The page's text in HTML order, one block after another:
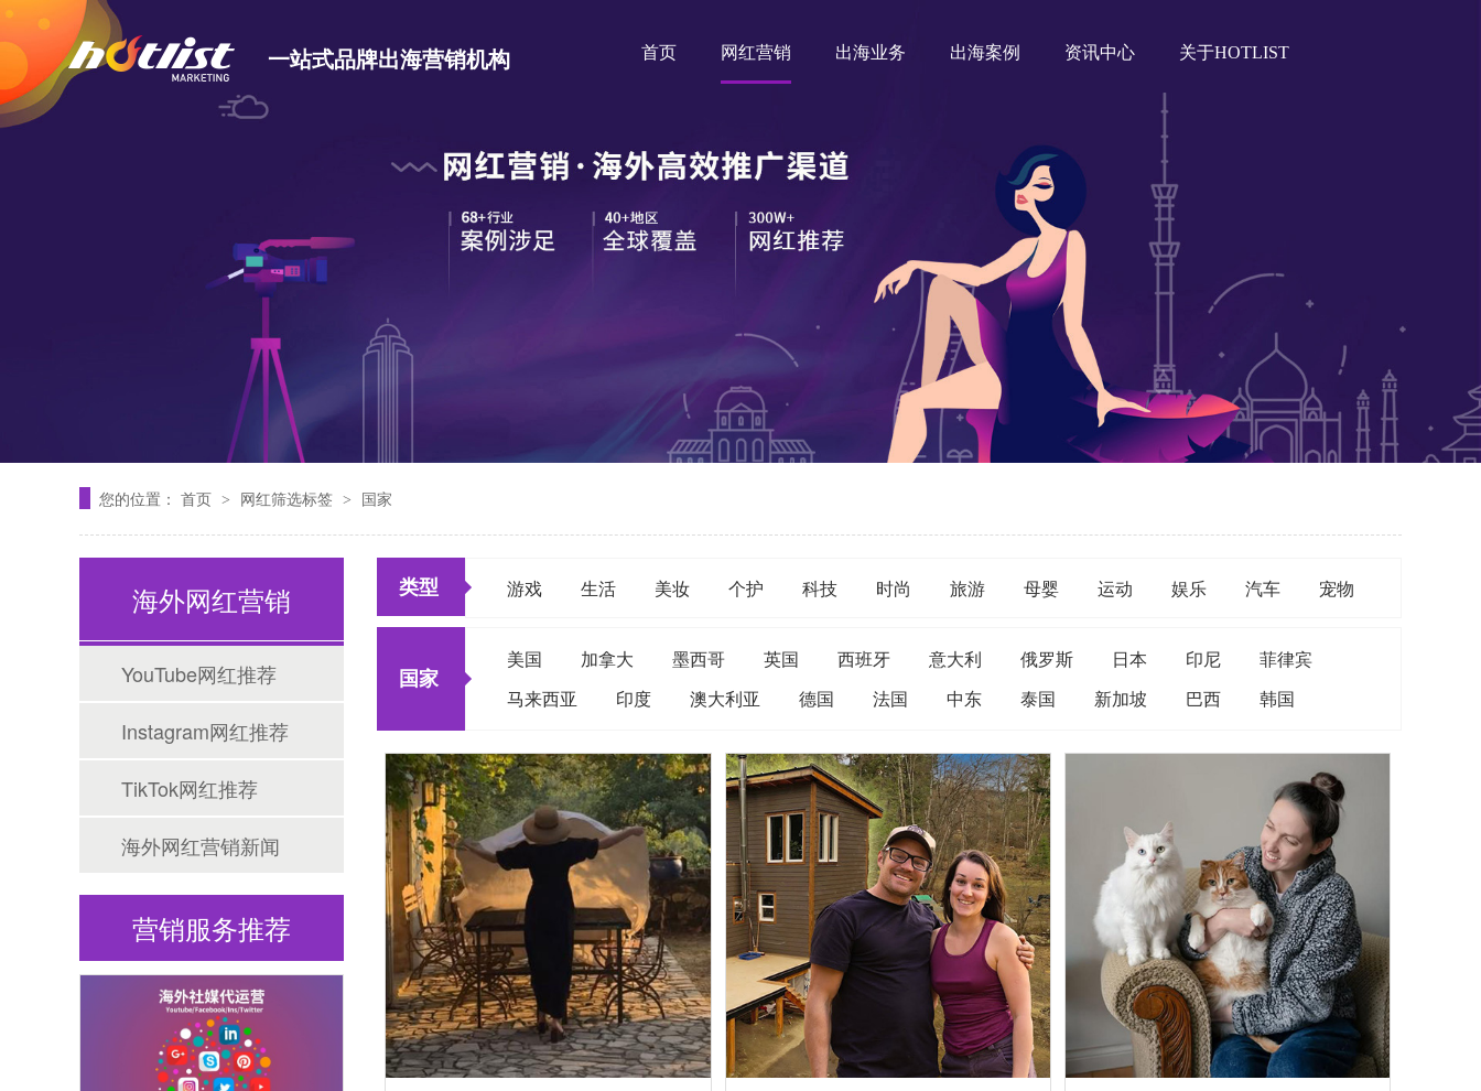
一站式品牌出海营销机构 首页 网红营销 出海业务 出海案例 资讯中心 关于HOTLIST
您的位置： 首页 > 网红筛选标签 > 国家
类型 游戏 生活 美妆 个护 科技 时尚 旅游 母婴 运动 娱乐 汽车 宠物
国家
美国 加拿大 墨西哥 英国 西班牙 意大利 俄罗斯 日本 印尼
菲律宾
马来西亚
印度 澳大利亚 德国 法国 中东 泰国 新加坡 巴西 韩国
海外网红营销
YouTube网红推荐
Instagram网红推荐
TikTok网红推荐
海外网红营销新闻
营销服务推荐
Tiktok海外营销
海外网红营销